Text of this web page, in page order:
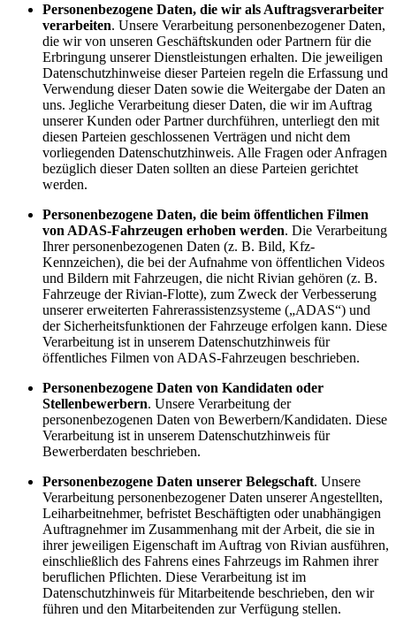
Personenbezogene Daten, die wir als Auftragsverarbeiter
verarbeiten. Unsere Verarbeitung personenbezogener Daten,
die wir von unseren Geschäftskunden oder Partnern für die
Erbringung unserer Dienstleistungen erhalten. Die jeweiligen
Datenschutzhinweise dieser Parteien regeln die Erfassung und
Verwendung dieser Daten sowie die Weitergabe der Daten an
uns. Jegliche Verarbeitung dieser Daten, die wir im Auftrag
unserer Kunden oder Partner durchführen, unterliegt den mit
diesen Parteien geschlossenen Verträgen und nicht dem
vorliegenden Datenschutzhinweis. Alle Fragen oder Anfragen
bezüglich dieser Daten sollten an diese Parteien gerichtet
werden.
Personenbezogene Daten, die beim öffentlichen Filmen
von ADAS-Fahrzeugen erhoben werden. Die Verarbeitung
Ihrer personenbezogenen Daten (z. B. Bild, Kfz-
Kennzeichen), die bei der Aufnahme von öffentlichen Videos
und Bildern mit Fahrzeugen, die nicht Rivian gehören (z. B.
Fahrzeuge der Rivian-Flotte), zum Zweck der Verbesserung
unserer erweiterten Fahrerassistenzsysteme („ADAS“) und
der Sicherheitsfunktionen der Fahrzeuge erfolgen kann. Diese
Verarbeitung ist in unserem Datenschutzhinweis für
öffentliches Filmen von ADAS-Fahrzeugen beschrieben.
Personenbezogene Daten von Kandidaten oder
Stellenbewerbern. Unsere Verarbeitung der
personenbezogenen Daten von Bewerbern/Kandidaten. Diese
Verarbeitung ist in unserem Datenschutzhinweis für
Bewerberdaten beschrieben.
Personenbezogene Daten unserer Belegschaft. Unsere
Verarbeitung personenbezogener Daten unserer Angestellten,
Leiharbeitnehmer, befristet Beschäftigten oder unabhängigen
Auftragnehmer im Zusammenhang mit der Arbeit, die sie in
ihrer jeweiligen Eigenschaft im Auftrag von Rivian ausführen,
einschließlich des Fahrens eines Fahrzeugs im Rahmen ihrer
beruflichen Pflichten. Diese Verarbeitung ist im
Datenschutzhinweis für Mitarbeitende beschrieben, den wir
führen und den Mitarbeitenden zur Verfügung stellen.